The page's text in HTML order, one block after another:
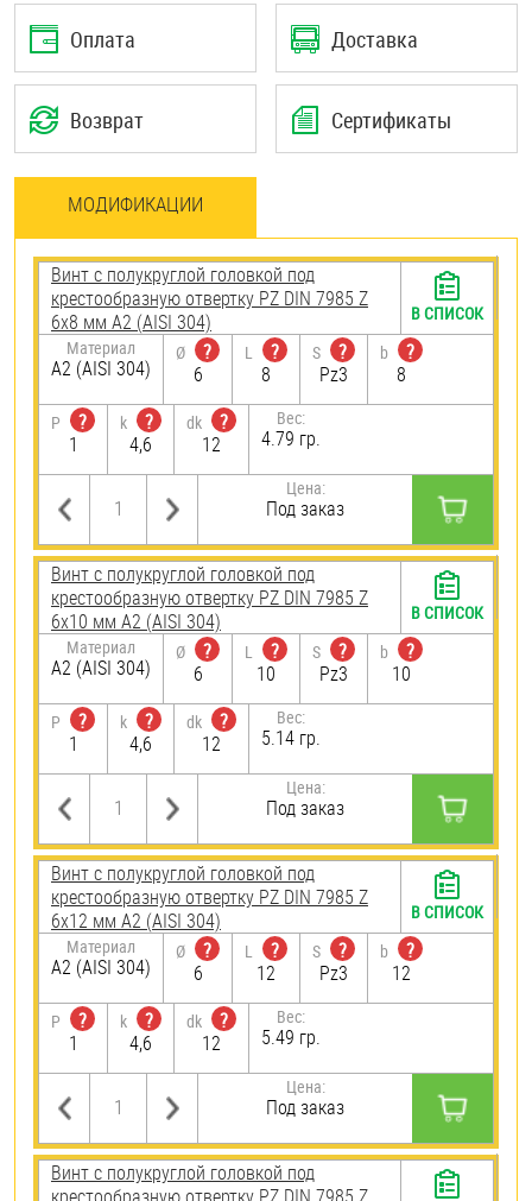
Оплата Доставка
Возврат Сертификаты
МОДИФИКАЦИИ
Винт с полукруглой головкой под
крестообразную отвертку PZ DIN 7985 Z
6х8 мм А2 (AISI 304)
Материал
А2 (AISI 304)
Ø
?
6
L
?
8
S
?
Pz3
b
?
8
P
?
1
k
?
4,6
dk
?
12
Вес:
4.79 гр.
Цена:
Под заказ
В СПИСОК
Винт с полукруглой головкой под
крестообразную отвертку PZ DIN 7985 Z
6х10 мм А2 (AISI 304)
Материал
А2 (AISI 304)
Ø
?
6
L
?
10
S
?
Pz3
b
?
10
P
?
1
k
?
4,6
dk
?
12
Вес:
5.14 гр.
Цена:
Под заказ
В СПИСОК
Винт с полукруглой головкой под
крестообразную отвертку PZ DIN 7985 Z
6х12 мм А2 (AISI 304)
Материал
А2 (AISI 304)
Ø
?
6
L
?
12
S
?
Pz3
b
?
12
P
?
1
k
?
4,6
dk
?
12
Вес:
5.49 гр.
Цена:
Под заказ
В СПИСОК
Винт с полукруглой головкой под